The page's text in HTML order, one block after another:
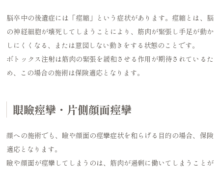
脳卒中の後遺症には「痙縮」という症状があります。痙縮とは、脳
の神経細胞が壊死してしまうことにより、筋肉が緊張し手足が動か
しにくくなる、または意図しない動きをする状態のことです。
ボトックス注射は筋肉の緊張を緩和させる作用が期待されているた
め、この場合の施術は保険適応となります。
眼瞼痙攣・片側顔面痙攣
顔への施術でも、瞼や顔面の痙攣症状を和らげる目的の場合、保険
適応となります。
瞼や顔面が痙攣してしまうのは、筋肉が過剰に働いてしまうことが